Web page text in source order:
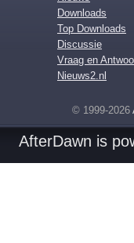
Downloads
Top Downloads
Discussie
Vraag en
Nieuws2.nl
© 1999-2026
AfterDawn is